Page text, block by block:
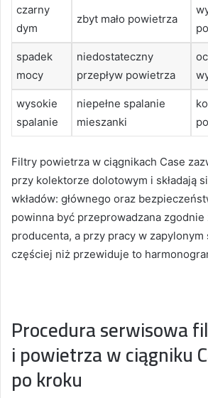
czarny
dym
zbyt mało powietrza
spadek
mocy
niedostateczny
przepływ powietrza
wysokie
spalanie
niepełne spalanie
mieszanki
Filtry powietrza w ciągnikach Case
przy kolektorze dolotowym i składają
wkładów: głównego oraz
powinna być przeprowadzana
producenta, a przy pracy w
częściej niż przewiduje to
Procedura serwisowa
i powietrza w ciągniku
po kroku